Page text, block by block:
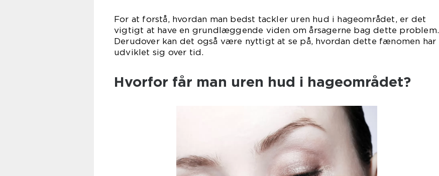
For at forstå, hvordan man bedst tackler uren hud i hageområdet, er det
vigtigt at have en grundlæggende viden om årsagerne bag dette problem.
Derudover kan det også være nyttigt at se på, hvordan dette fænomen har
udviklet sig over tid.
Hvorfor får man uren hud i hageområdet?